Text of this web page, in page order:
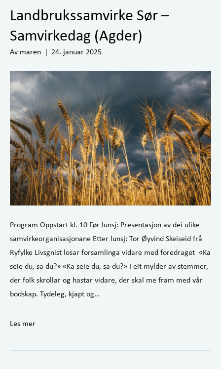
Landbrukssamvirke Sør –
Samvirkedag (Agder)
Av maren | 24. januar 2025
Program Oppstart kl. 10 Før lunsj: Presentasjon av dei ulike
samvirkeorganisasjonane Etter lunsj: Tor Øyvind Skeiseid frå
Ryfylke Livsgnist losar forsamlinga vidare med foredraget «Ka
seie du, sa du?» «Ka seie du, sa du?» I eit mylder av stemmer,
der folk skrollar og hastar vidare, der skal me fram med vår
bodskap. Tydeleg, kjapt og…
Les mer